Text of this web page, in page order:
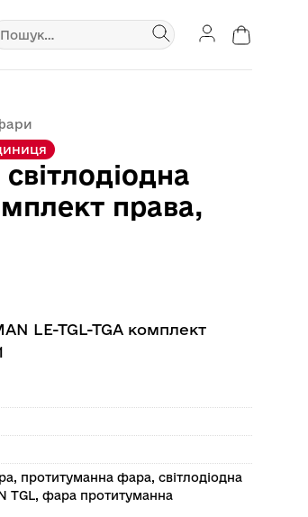
права,
LE-TGL-TGA комплект
, протитуманна фара, світлодіодна
TGL, фара протитуманна